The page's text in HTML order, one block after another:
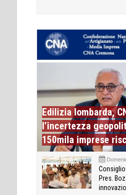
Edilizia lombarda,
l’incertezza
150mila imprese
Pres.